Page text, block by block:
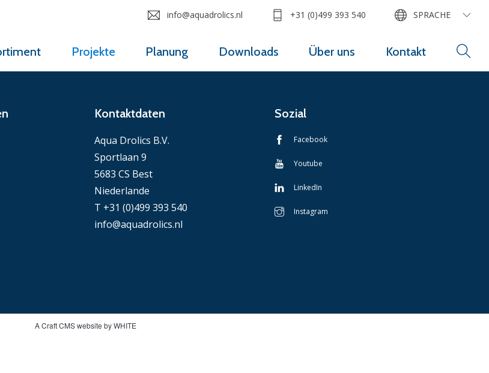
Projekte Planung Downloads Über uns Kontakt
info@aquadrolics.nl +31 (0)499 393 540 SPRACHE
Kontaktdaten
Aqua Drolics B.V.
Sportlaan 9
5683 CS Best
Niederlande
T +31 (0)499 393 540
info@aquadrolics.nl
Sozial
Facebook
Youtube
LinkedIn
Instagram
A Craft CMS website by WHITE